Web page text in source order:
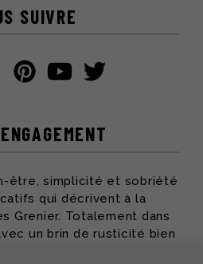
SUIVRE
être, simplicité et sobriété
qui décrivent à la
Grenier. Totalement dans
un brin de rusticité bien